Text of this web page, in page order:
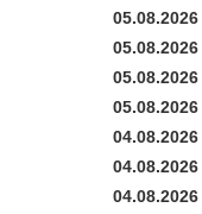
05.08.2026
05.08.2026
05.08.2026
05.08.2026
04.08.2026
04.08.2026
04.08.2026